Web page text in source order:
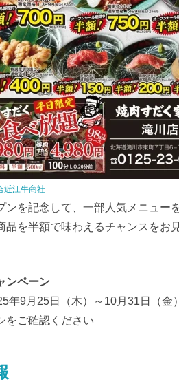
近江牛商社
ンを記念して、一部人気メニュー
品を半額で味わえるチャンスをお
ンペーン
年9月25日（木）～10月31日（金）
をご確認ください